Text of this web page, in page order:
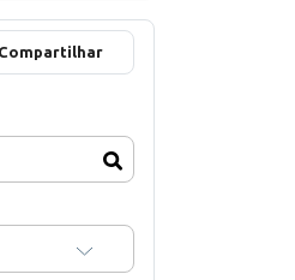
Compartilhar